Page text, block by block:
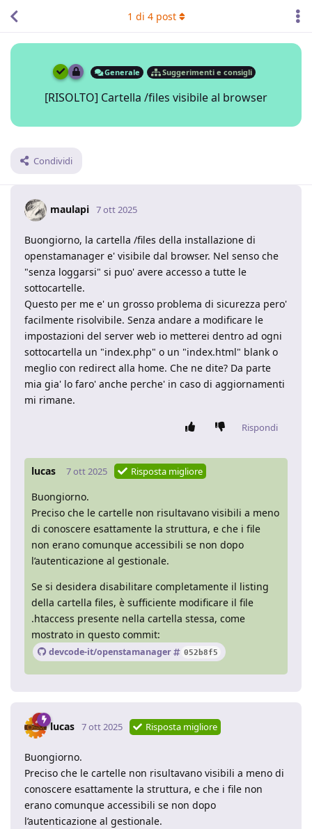
Generale Suggerimenti e consigli
[RISOLTO] Cartella /files visibile al browser
Condividi
1 di 4post
maulapi 7 ott 2025
Buongiorno, la cartella /files della installazione di
openstamanager e' visibile dal browser. Nel senso che
"senza loggarsi" si puo' avere accesso a tutte le
sottocartelle.
Questo per me e' un grosso problema di sicurezza pero'
facilmente risolvibile. Senza andare a modificare le
impostazioni del server web io metterei dentro ad ogni
sottocartella un "index.php" o un "index.html" blank o
meglio con redirect alla home. Che ne dite? Da parte
mia gia' lo faro' anche perche' in caso di aggiornamenti
mi rimane.
Rispondi
lucas 7 ott 2025 Risposta migliore
Buongiorno.
Preciso che le cartelle non risultavano visibili a meno
di conoscere esattamente la struttura, e che i file
non erano comunque accessibili se non dopo
l’autenticazione al gestionale.
Se si desidera disabilitare completamente il listing
della cartella files, è sufficiente modificare il file
.htaccess presente nella cartella stessa, come
mostrato in questo commit:
devcode-it/openstamanager 052b8f5
lucas 7 ott 2025 Risposta migliore
Buongiorno.
Preciso che le cartelle non risultavano visibili a meno di
conoscere esattamente la struttura, e che i file non
erano comunque accessibili se non dopo
l’autenticazione al gestionale.